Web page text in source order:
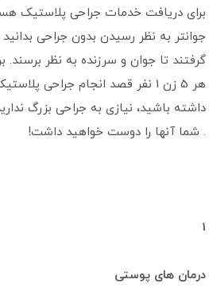
برای دریافت خدمات جراحی پلاستیک
گرفتند تا جوان و سرزنده به نظر
هر 5 زن 1 نفر قصد انجام جراحی
داشته باشید، نیازی به جراحی بزرگ
. شما آنها را دوست خواهید داشت!
1
درمان های پوستی